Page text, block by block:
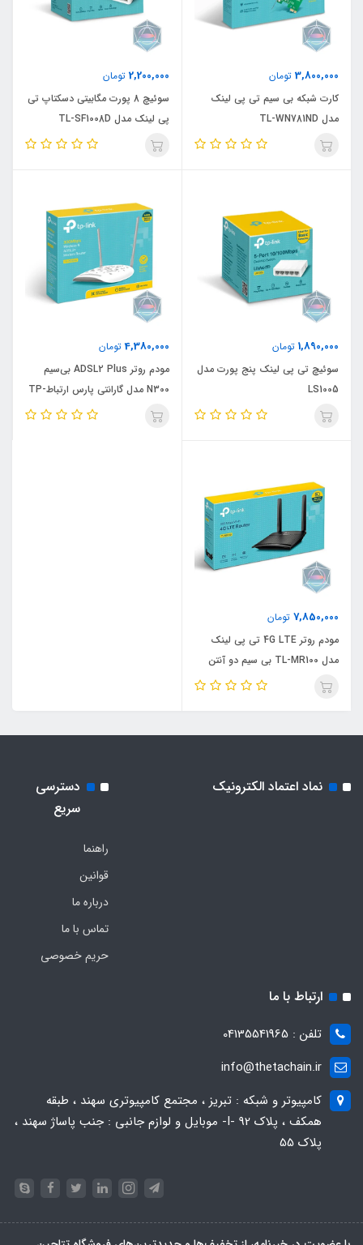
3,800,000 تومان
کارت شبکه بی سیم تی پی لینک
مدل TL-WN781ND
2,200,000 تومان
سوئیچ 8 پورت مگابیتی دسکتاپ تی
پی لینک مدل TL-SF1008D
1,890,000 تومان
سوئیچ تی پی لینک پنج پورت مدل
LS1005
4,380,000تومان
مودم روتر ADSL2 Plus بی‌سیم
N300 مدل گارانتی پارس ارتباطTP-
LINK TD-W8961N
7,850,000 تومان
مودم روتر 4G LTE تی پی لینک
مدل TL-MR100 بی سیم دو آنتن
نماد اعتماد الکترونیک
دسترسی
سریع
راهنما
قوانین
درباره ما
تماس با ما
حریم خصوصی
ارتباط با ما
تلفن : 04135541965
info@thetachain.ir
کامپیوتر و شبکه : تبریز ، مجتمع کامپیوتری سهند ، طبقه
همکف ، پلاک 92 -I- موبایل و لوازم جانبی : جنب پاساژ سهند ،
پلاک 55